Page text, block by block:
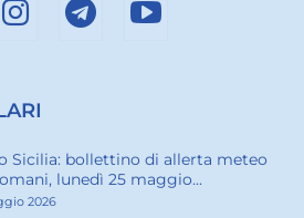
Sicilia: bollettino di allerta meteo
lunedì 25 maggio...
2026